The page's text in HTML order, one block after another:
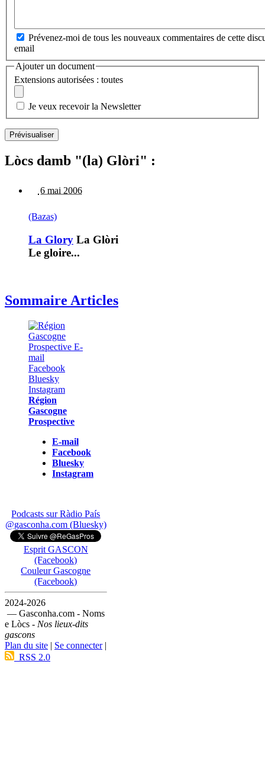
Prévenez-moi de tous les nouveaux commentaires de cette
email
Ajouter un document
Extensions autorisées : toutes
Je veux recevoir la Newsletter
Lòcs damb "(la) Glòri" :
6 mai 2006
(Bazas)
La Glory La Glòri
Le gloire...
Sommaire Articles
Région
Gascogne
Prospective
E-mail
Facebook
Bluesky
Instagram
Podcasts sur Ràdio País
@gasconha.com (Bluesky)
Esprit GASCON
(Facebook)
Couleur Gascogne
(Facebook)
2024-2026
— Gasconha.com - Noms
e Lòcs - Nos lieux-dits
gascons
Plan du site | Se connecter|
RSS 2.0